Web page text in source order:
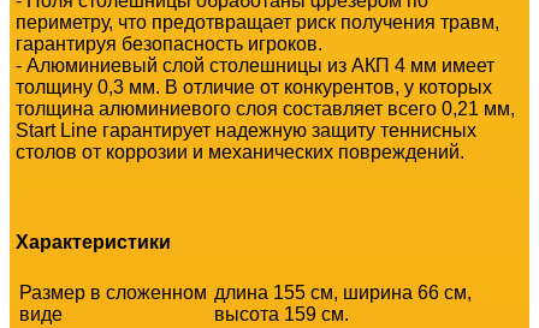
периметру, что предотвращает риск получения травм,
гарантируя безопасность игроков.
- Алюминиевый слой столешницы из АКП 4 мм имеет
толщину 0,3 мм. В отличие от конкурентов, у которых
толщина алюминиевого слоя составляет всего 0,21 мм,
Start Line гарантирует надежную защиту теннисных
столов от коррозии и механических повреждений.
Характеристики
Размер в сложенном
виде
длина 155 см, ширина 66 см,
высота 159 см.